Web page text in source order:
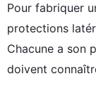
Pour fabriquer
protections
Chacune a son
doivent